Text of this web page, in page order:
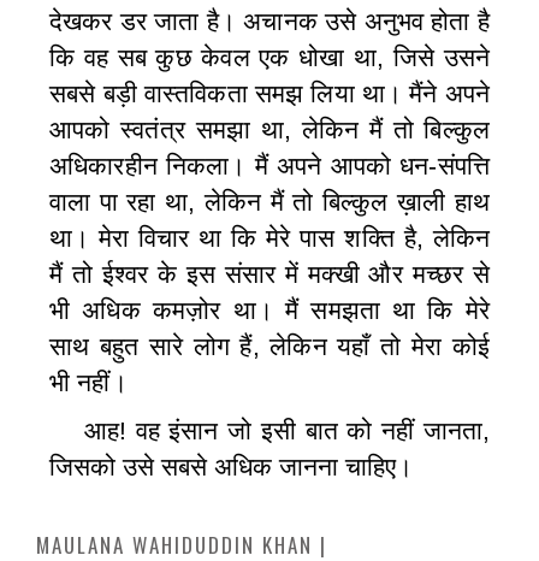
देखकर डर जाता है। अचानक उसे अनुभवहोता है
कि वह सब कुछकेवलएक धोखा था, जिसे उसने
सबसे बड़ीवास्तविकतासमझ लिया था। मैंने अपने
आपकोस्वतंत्रसमझा था,लेकिनमैं तो बिल्‍कुल
अधिकारहीन निकला। मैं अपने आपको धन-संपत्ति
वाला पा रहा था,लेकिनमैं तो बिल्‍कुल ख़ाली हाथ
था। मेराविचार था कि मेरे पासशक्तिहै,लेकिन
मैं तो ईश्वरकेइससंसारमें मक्‍खी और मच्‍छर से
भी अधिककमज़ोर था। मैं समझता था कि मेरे
साथ बहुत सारे लोग हैं,लेकिनयहाँ तो मेरा कोई
भीनहीं।
आह! वह इंसान जो इसी बात को नहीं जानता,
जिसको उसे सबसे अधिकजानना चाहिए।
MAULANA WAHIDUDDIN KHAN